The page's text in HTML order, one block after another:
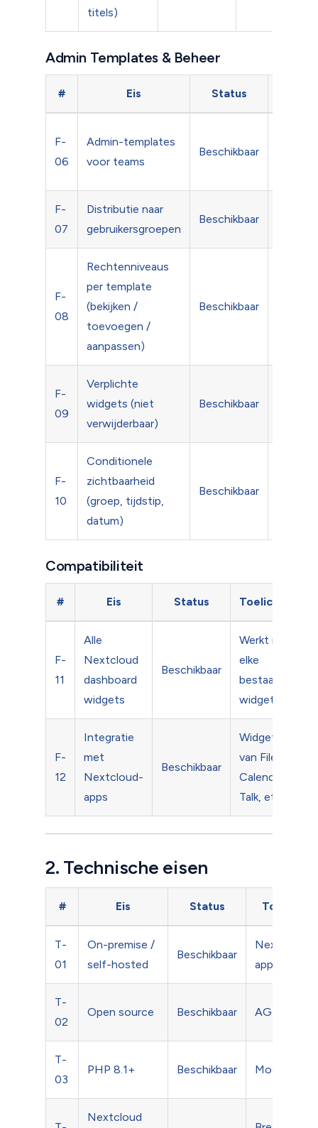
titels)
Admin Templates & Beheer
# Eis Status
F-
06
Admin-templates
voor teams
Beschikbaar
F-
07
Distributie naar
gebruikersgroepen
Beschikbaar
F-
08
Rechtenniveaus
per template
(bekijken /
toevoegen /
aanpassen)
Beschikbaar
F-
09
Verplichte
widgets (niet
verwijderbaar)
Beschikbaar
F-
10
Conditionele
zichtbaarheid
(groep, tijdstip,
datum)
Beschikbaar
Compatibiliteit
# Eis Status Toelichting
F-
11
Alle
Nextcloud
dashboard
widgets
Beschikbaar
Werkt met
elke
bestaande
widget
F-
12
Integratie
met
Nextcloud-
apps
Beschikbaar
Widgets
van Files,
Calendar,
Talk, etc.
2. Technische eisen
# Eis Status
T-
01
On-premise /
self-hosted
Beschikbaar
Nextcloud-
app
T-
02
Open source Beschikbaar AGPL,
T-
03
PHP 8.1+ Beschikbaar Moderne
Nextcloud